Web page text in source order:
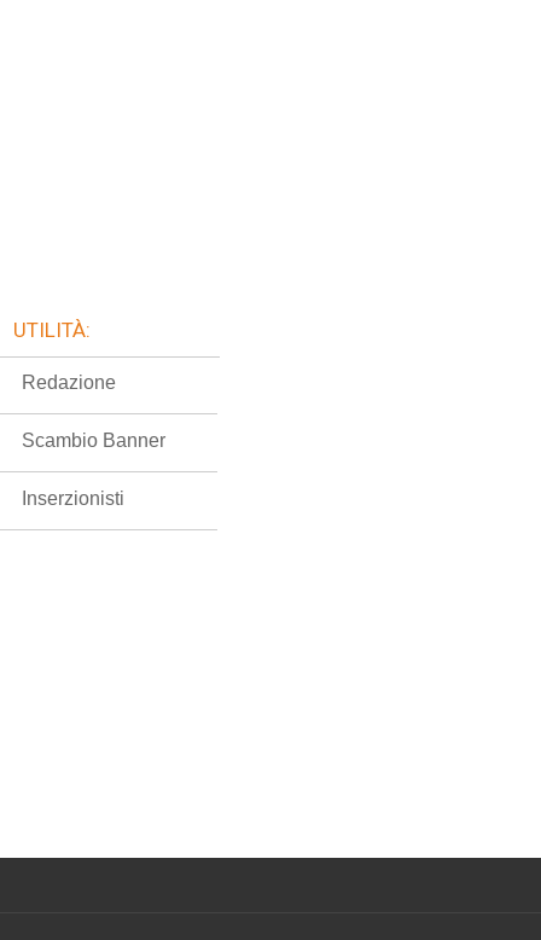
UTILITÀ:
Redazione
Scambio Banner
Inserzionisti